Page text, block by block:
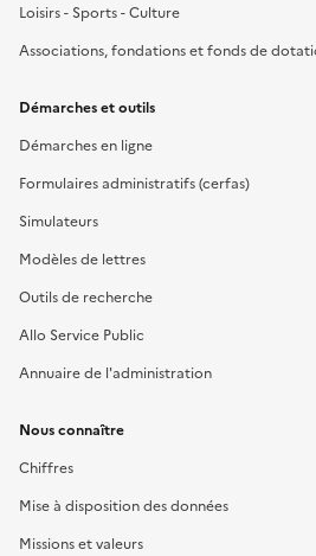
Loisirs - Sports - Culture
Associations, fondations et fonds de
Démarches et outils
Démarches en ligne
Formulaires administratifs (cerfas)
Simulateurs
Modèles de lettres
Outils de recherche
Allo Service Public
Annuaire de l'administration
Nous connaître
Chiffres
Mise à disposition des données
Missions et valeurs